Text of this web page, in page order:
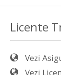
Licente
Vezi
Vezi